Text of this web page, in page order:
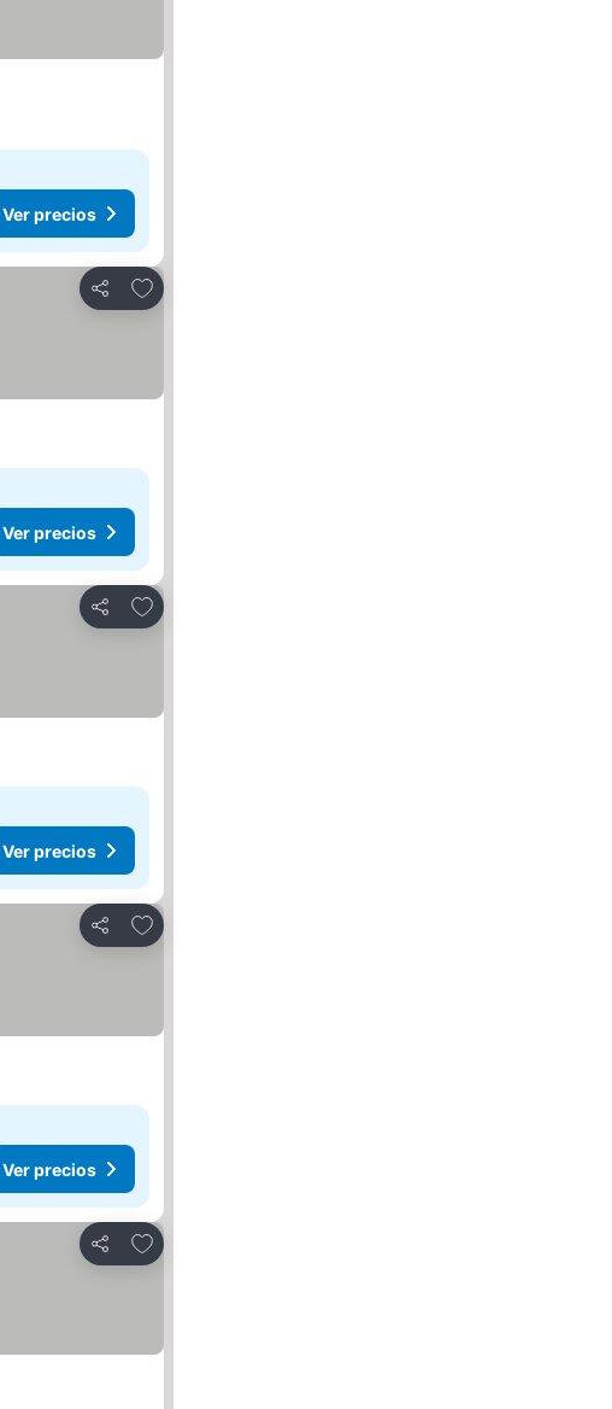
Ver precios
Compartir
Añadir a favoritos
Ver precios
Compartir
Añadir a favoritos
Ver precios
Compartir
Añadir a favoritos
Ver precios
Compartir
Añadir a favoritos